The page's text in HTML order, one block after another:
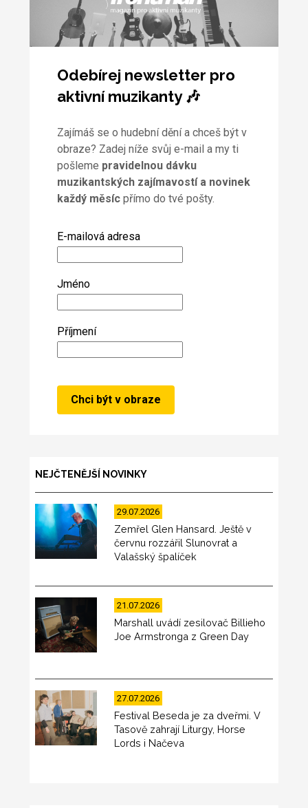
Odebírej newsletter pro
aktivní muzikanty 🎶
Zajímáš se o hudební dění a chceš být v
obraze? Zadej níže svůj e-mail a my ti
pošleme pravidelnou dávku
muzikantských zajímavostí a novinek
každý měsícpřímo do tvé pošty.
E-mailová adresa
Jméno
Příjmení
NEJČTENĚJŠÍ NOVINKY
29.07.2026
Zemřel Glen Hansard. Ještě v
červnu rozzářil Slunovrat a
Valašský špalíček
21.07.2026
Marshall uvádí zesilovač Billieho
Joe Armstronga z Green Day
27.07.2026
Festival Beseda je za dveřmi. V
Tasově zahrají Liturgy, Horse
Lords i Načeva